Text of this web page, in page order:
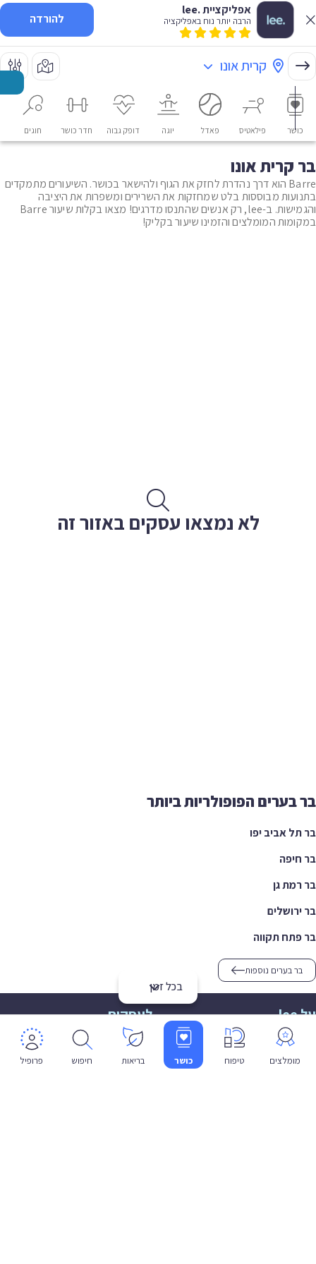
אפליקציית .lee
הרבה יותר נוח באפליקציה להורדה
קרית אונו
כושר פילאטיס פאדל יוגה דופק גבוה חדר כושר חוגים
בר קרית אונו
Barre הוא דרך נהדרת לחזק את הגוף ולהישאר בכושר. השיעורים מתמקדים
בתנועות מבוססות בלט שמחזקות את השרירים ומשפרות את היציבה
והגמישות. ב-lee, רק אנשים שהתנסו מדרגים! מצאו בקלות שיעור Barre
במקומות המומלצים והזמינו שיעור בקליק!
לא נמצאו עסקים באזור זה
בכל זמן
בר בערים הפופולריות ביותר
בר תל אביב יפו
בר חיפה
בר רמת גן
בר ירושלים
בר פתח תקווה
בר בערים נוספות
על lee
אודות
תמיכה
לעסקים
הצטרפות
תמיכה לעסקים
מומלצים טיפוח כושר בריאות חיפוש פרופיל